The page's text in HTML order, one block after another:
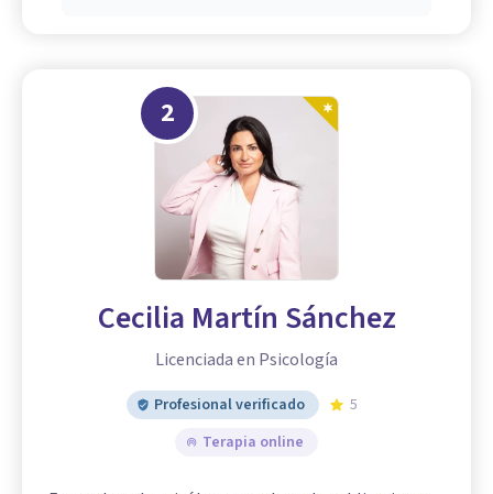
2
Cecilia Martín Sánchez
Licenciada en Psicología
Profesional verificado
5
Terapia online